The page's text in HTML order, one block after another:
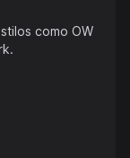
como OW